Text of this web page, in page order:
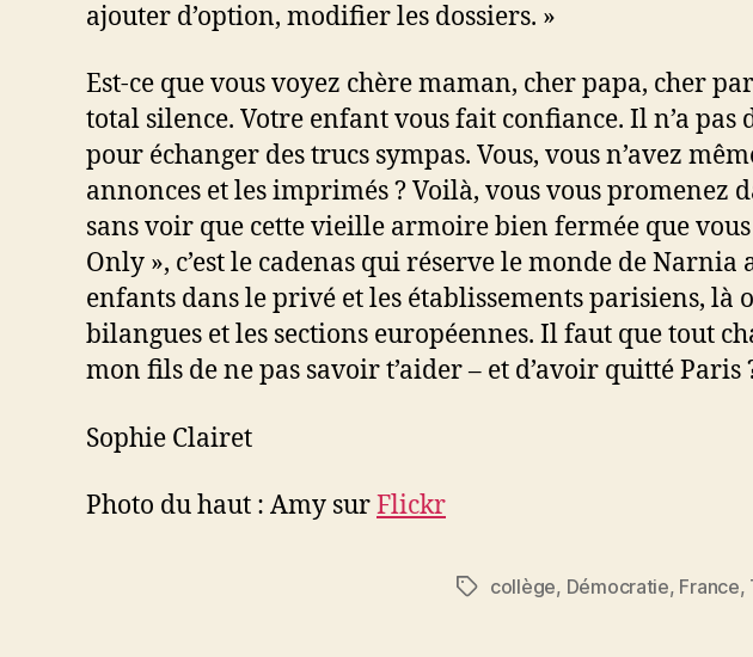
ajouter d’option, modifier les dossiers. »
Est-ce que vous voyez chère maman, cher papa, cher
total silence. Votre enfant vous fait confiance. Il n’a
pour échanger des trucs sympas. Vous, vous n’avez
annonces et les imprimés ? Voilà, vous vous
sans voir que cette vieille armoire bien fermée que
Only », c’est le cadenas qui réserve le monde de
enfants dans le privé et les établissements parisiens,
bilangues et les sections européennes. Il faut que tout
mon fils de ne pas savoir t’aider – et d’avoir quitté Paris
Sophie Clairet
Photo du haut : Amy surFlickr
Étiquettes
collège, Démocratie, France,